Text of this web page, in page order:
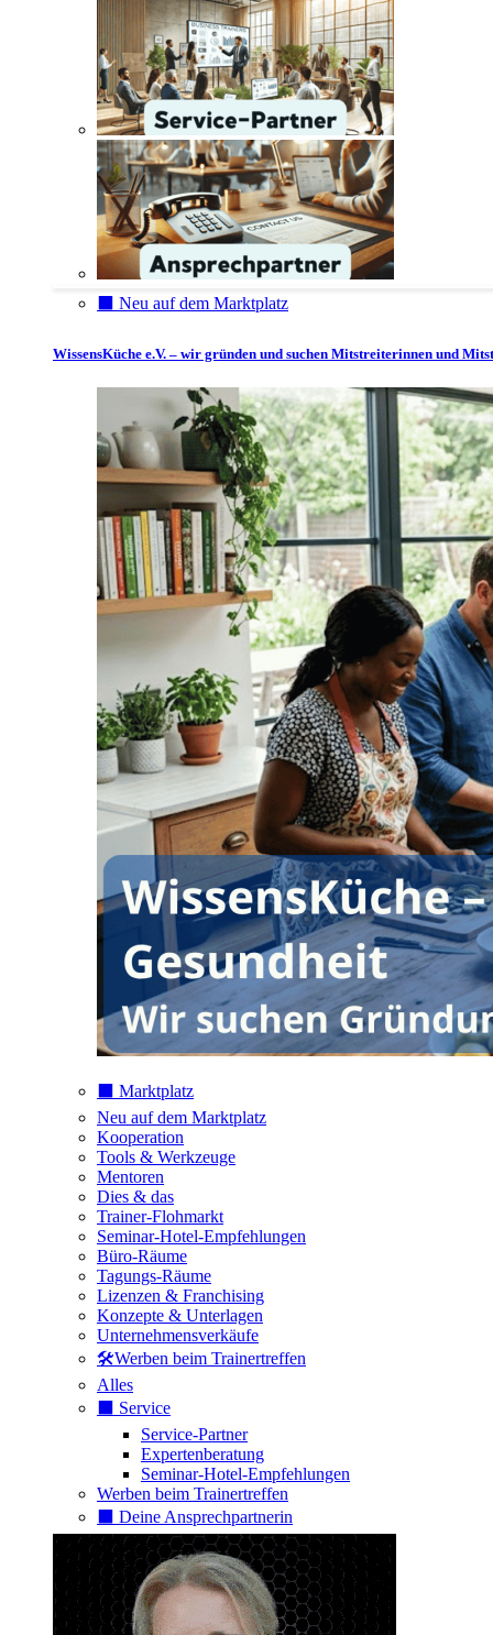
⬛️ Neu auf dem Marktplatz
WissensKüche e.V. – wir gründen und suchen Mitstreiterinnen und
⬛️ Marktplatz
Neu auf dem Marktplatz
Kooperation
Tools & Werkzeuge
Mentoren
Dies & das
Trainer-Flohmarkt
Seminar-Hotel-Empfehlungen
Büro-Räume
Tagungs-Räume
Lizenzen & Franchising
Konzepte & Unterlagen
Unternehmensverkäufe
🛠️Werben beim Trainertreffen
Alles
⬛️ Service
Service-Partner
Expertenberatung
Seminar-Hotel-Empfehlungen
Werben beim Trainertreffen
⬛️ Deine Ansprechpartnerin